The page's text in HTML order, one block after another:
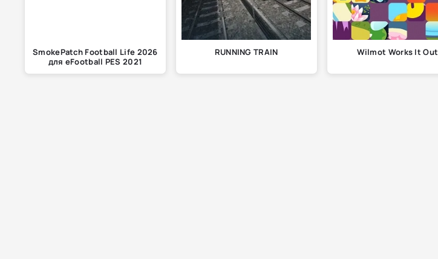
SmokePatch Football Life 2026
для eFootball PES 2021
RUNNING TRAIN Wilmot Works It Out